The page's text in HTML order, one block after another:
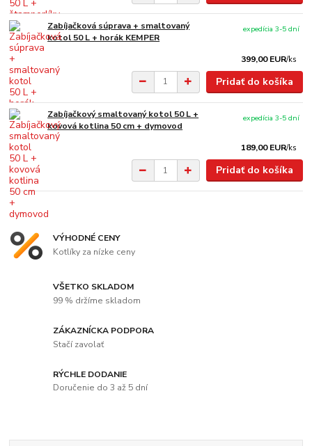
Zabíjačková súprava + smaltovaný
kotol 50 L + horák KEMPER
399,00 EUR/ks
expedícia 3-5 dní
Pridať do košíka
Zabíjačkový smaltovaný kotol 50 L +
kovová kotlina 50 cm + dymovod
189,00 EUR/ks
expedícia 3-5 dní
Pridať do košíka
VÝHODNÉ CENY
Kotlíky za nízke ceny
VŠETKO SKLADOM
99 % držíme skladom
ZÁKAZNÍCKA PODPORA
Stačí zavolať
RÝCHLE DODANIE
Doručenie do 3 až 5 dní